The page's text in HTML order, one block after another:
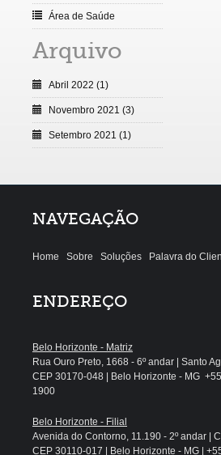
Área de Saúde
Arquivo
Abril 2022 (1)
Novembro 2021 (3)
Setembro 2021 (1)
NAVEGAÇÃO
Home Sobre Soluções Palavra do
ENDEREÇO
Belo Horizonte - Matriz
Rua Ouro Preto, 1668 - 6º andar | Santo
CEP 30170-048 | Belo Horizonte - MG
1900
Belo Horizonte - Filial
Avenida do Contorno, 11.190 - 2º andar |
CEP 30110-017 | Belo Horizonte - MG |